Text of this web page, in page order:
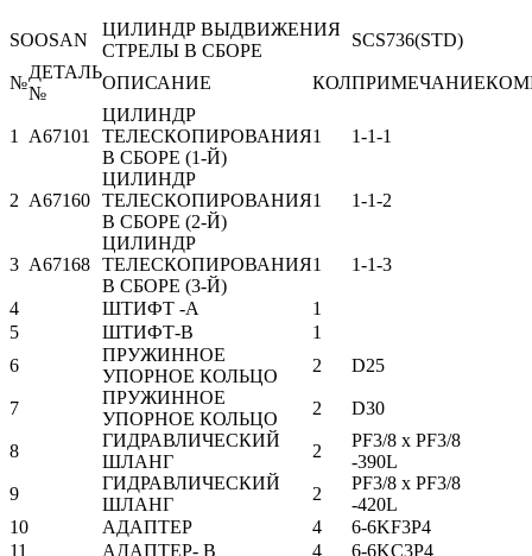
SOOSAN
ЦИЛИНДР ВЫДВИЖЕНИЯ
СТРЕЛЫ В СБОРЕ
SCS736(STD)
№
ДЕТАЛЬ
№
ОПИСАНИЕ КОЛПРИМЕЧАНИЕ
1 A67101
ЦИЛИНДР
ТЕЛЕСКОПИРОВАНИЯ
В СБОРЕ (1-Й)
1 1-1-1
2 A67160
ЦИЛИНДР
ТЕЛЕСКОПИРОВАНИЯ
В СБОРЕ (2-Й)
1 1-1-2
3 A67168
ЦИЛИНДР
ТЕЛЕСКОПИРОВАНИЯ
В СБОРЕ (3-Й)
1 1-1-3
4 ШТИФТ -А
1
5
ШТИФТ-В
1
6
ПРУЖИННОЕ
УПОРНОЕ КОЛЬЦО
2 D25
7
ПРУЖИННОЕ
УПОРНОЕ КОЛЬЦО
2 D30
8
ГИДРАВЛИЧЕСКИЙ
ШЛАНГ
2
PF3/8 x PF3/8
-390L
9
ГИДРАВЛИЧЕСКИЙ
ШЛАНГ
2
PF3/8 x PF3/8
-420L
10
АДАПТЕР 4
6-6KF3P4
11
АДАПТЕР- В 4 6-6KC3P4